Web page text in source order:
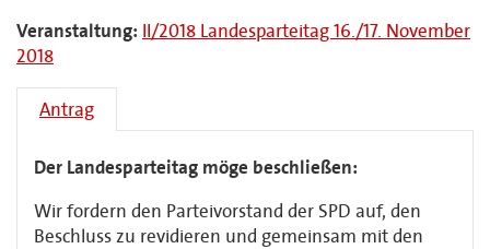
Veranstaltung: II/2018 Landesparteitag 16./17. November
2018
Antrag
Der Landesparteitag möge beschließen:
Wir fordern den Parteivorstand der SPD auf, den
Beschluss zu revidieren und gemeinsam mit den